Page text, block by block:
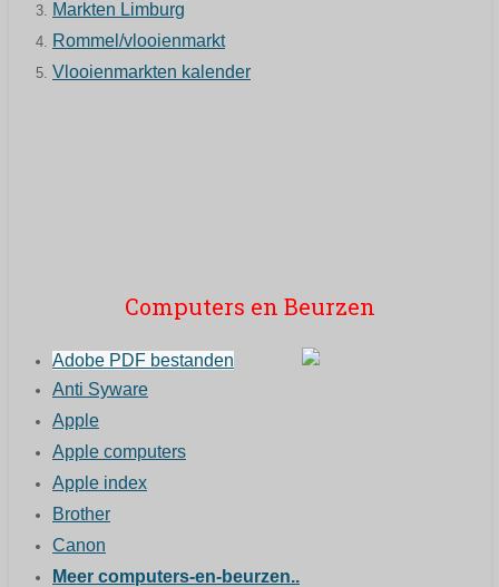
Markten Limburg
Rommel/vlooienmarkt
Vlooienmarkten kalender
Computers en Beurzen
Adobe PDF bestanden
Anti Syware
Apple
Apple computers
Apple index
Brother
Canon
Meer computers-en-beurzen..